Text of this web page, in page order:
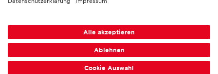
Barrierefreiheit Nutzungsbedingungen Datenschutz
Cookie-Einstellungen
FAQ
Shop AGB
Kontakt